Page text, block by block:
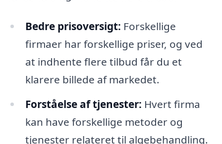
Bedre prisoversigt: Forskellige
firmaer har forskellige priser, og ved
at indhente flere tilbud får du et
klarere billede af markedet.
Forståelse af tjenester: Hvert firma
kan have forskellige metoder og
tjenester relateret til algebehandling.